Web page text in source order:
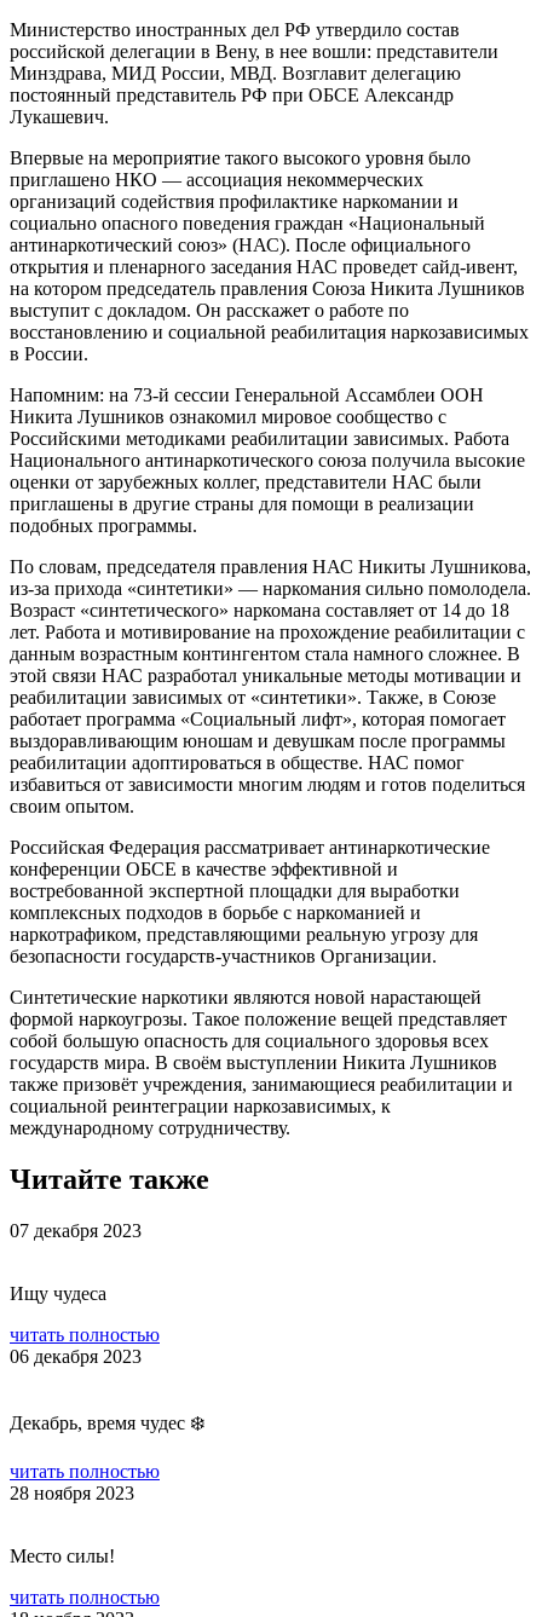
Министерство иностранных дел РФ утвердило состав
российской делегации в Вену, в нее вошли: представители
Минздрава, МИД России, МВД. Возглавит делегацию
постоянный представитель РФ при ОБСЕ Александр
Лукашевич.
Впервые на мероприятие такого высокого уровня было
приглашено НКО — ассоциация некоммерческих
организаций содействия профилактике наркомании и
социально опасного поведения граждан «Национальный
антинаркотический союз» (НАС). После официального
открытия и пленарного заседания НАС проведет сайд-ивент,
на котором председатель правления Союза Никита Лушников
выступит с докладом. Он расскажет о работе по
восстановлению и социальной реабилитация наркозависимых
в России.
Напомним: на 73-й сессии Генеральной Ассамблеи ООН
Никита Лушников ознакомил мировое сообщество с
Российскими методиками реабилитации зависимых. Работа
Национального антинаркотического союза получила высокие
оценки от зарубежных коллег, представители НАС были
приглашены в другие страны для помощи в реализации
подобных программы.
По словам, председателя правления НАС Никиты Лушникова,
из-за прихода «синтетики» — наркомания сильно помолодела.
Возраст «синтетического» наркомана составляет от 14 до 18
лет. Работа и мотивирование на прохождение реабилитации с
данным возрастным контингентом стала намного сложнее. В
этой связи НАС разработал уникальные методы мотивации и
реабилитации зависимых от «синтетики». Также, в Союзе
работает программа «Социальный лифт», которая помогает
выздоравливающим юношам и девушкам после программы
реабилитации адоптироваться в обществе. НАС помог
избавиться от зависимости многим людям и готов поделиться
своим опытом.
Российская Федерация рассматривает антинаркотические
конференции ОБСЕ в качестве эффективной и
востребованной экспертной площадки для выработки
комплексных подходов в борьбе с наркоманией и
наркотрафиком, представляющими реальную угрозу для
безопасности государств-участников Организации.
Синтетические наркотики являются новой нарастающей
формой наркоугрозы. Такое положение вещей представляет
собой большую опасность для социального здоровья всех
государств мира. В своём выступлении Никита Лушников
также призовёт учреждения, занимающиеся реабилитации и
социальной реинтеграции наркозависимых, к
международному сотрудничеству.
Читайте также
07 декабря 2023
Ищу чудеса
читать полностью
06 декабря 2023
Декабрь, время чудес ❄️
читать полностью
28 ноября 2023
Место силы!
читать полностью